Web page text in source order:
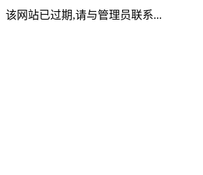
该网站已过期,请与管理员联系...